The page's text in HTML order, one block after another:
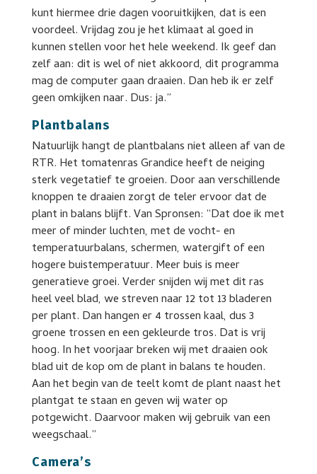
kunt hiermee drie dagen vooruitkijken, dat is een
voordeel. Vrijdag zou je het klimaat al goed in
kunnen stellen voor het hele weekend. Ik geef dan
zelf aan: dit is wel of niet akkoord, dit programma
mag de computer gaan draaien. Dan heb ik er zelf
geen omkijken naar. Dus: ja.”
Plantbalans
Natuurlijk hangt de plantbalans niet alleen af van de
RTR. Het tomatenras Grandice heeft de neiging
sterk vegetatief te groeien. Door aan verschillende
knoppen te draaien zorgt de teler ervoor dat de
plant in balans blijft. Van Spronsen: “Dat doe ik met
meer of minder luchten, met de vocht- en
temperatuurbalans, schermen, watergift of een
hogere buistemperatuur. Meer buis is meer
generatieve groei. Verder snijden wij met dit ras
heel veel blad, we streven naar 12 tot 13 bladeren
per plant. Dan hangen er 4 trossen kaal, dus 3
groene trossen en een gekleurde tros. Dat is vrij
hoog. In het voorjaar breken wij met draaien ook
blad uit de kop om de plant in balans te houden.
Aan het begin van de teelt komt de plant naast het
plantgat te staan en geven wij water op
potgewicht. Daarvoor maken wij gebruik van een
weegschaal.”
Camera’s